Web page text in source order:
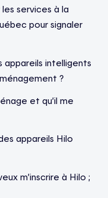
services à la
pour signaler
appareils intelligents
?
et qu’il me
appareils Hilo
m’inscrire à Hilo ;